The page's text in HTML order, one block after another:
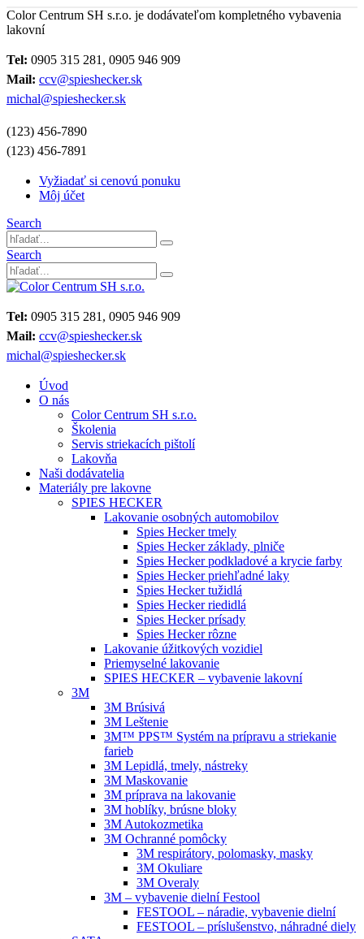
Color Centrum SH s.r.o. je dodávateľom kompletného vybavenia
lakovní
Tel: 0905 315 281, 0905 946 909
Mail: ccv@spieshecker.sk
michal@spieshecker.sk
(123) 456-7890
(123) 456-7891
Vyžiadať si cenovú ponuku
Môj účet
Search
Search
Tel: 0905 315 281, 0905 946 909
Mail: ccv@spieshecker.sk
michal@spieshecker.sk
Úvod
O nás
Color Centrum SH s.r.o.
Školenia
Servis striekacích pištolí
Lakovňa
Naši dodávatelia
Materiály pre lakovne
SPIES HECKER
Lakovanie osobných automobilov
Spies Hecker tmely
Spies Hecker základy, plniče
Spies Hecker podkladové a krycie farby
Spies Hecker priehľadné laky
Spies Hecker tužidlá
Spies Hecker riedidlá
Spies Hecker prísady
Spies Hecker rôzne
Lakovanie úžitkových vozidiel
Priemyselné lakovanie
SPIES HECKER – vybavenie lakovní
3M
3M Brúsivá
3M Leštenie
3M™ PPS™ Systém na prípravu a striekanie
farieb
3M Lepidlá, tmely, nástreky
3M Maskovanie
3M príprava na lakovanie
3M hoblíky, brúsne bloky
3M Autokozmetika
3M Ochranné pomôcky
3M respirátory, polomasky, masky
3M Okuliare
3M Overaly
3M – vybavenie dielní Festool
FESTOOL – náradie, vybavenie dielní
FESTOOL – príslušenstvo, náhradné diely